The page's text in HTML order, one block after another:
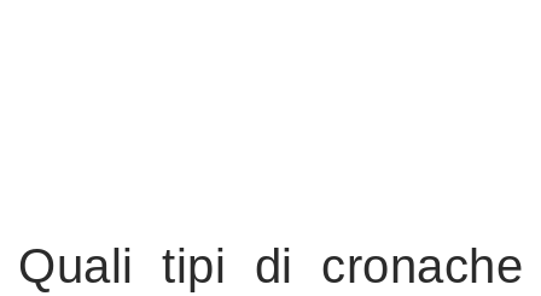
Quali tipi di cronache